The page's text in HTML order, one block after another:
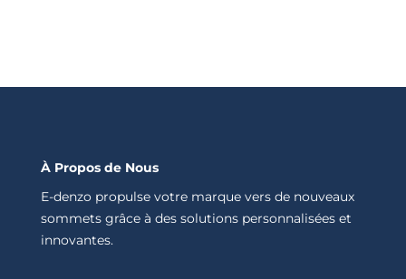
À Propos de Nous
E-denzo propulse votre marque vers de nouveaux
sommets grâce à des solutions personnalisées et
innovantes.